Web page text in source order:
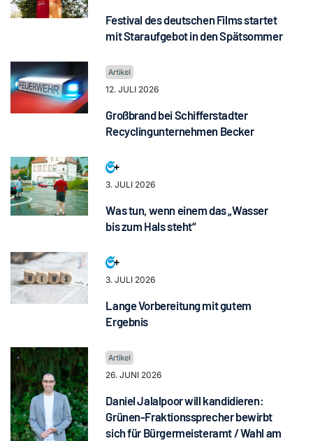
Festival des deutschen Films startet
mit Staraufgebot in den Spätsommer
12. JULI 2026
Großbrand bei Schifferstadter
Recyclingunternehmen Becker
3. JULI 2026
Was tun, wenn einem das „Wasser
bis zum Hals steht“
3. JULI 2026
Lange Vorbereitung mit gutem
Ergebnis
26. JUNI 2026
Daniel Jalalpoor will kandidieren:
Grünen-Fraktionssprecher bewirbt
sich für Bürgermeisteramt / Wahl am